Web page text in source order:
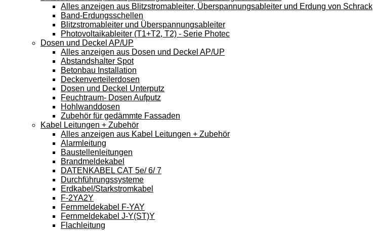
Alles anzeigen aus Blitzstromableiter, Überspannungsableiter und Erdung von Schrack
Band-Erdungsschellen
Blitzstromableiter und Überspannungsableiter
Photovoltaikableiter (T1+T2, T2) - Serie Photec
Dosen und Deckel AP/UP
Alles anzeigen aus Dosen und Deckel AP/UP
Abstandshalter Spot
Betonbau Installation
Deckenverteilerdosen
Dosen und Deckel Unterputz
Feuchtraum- Dosen Aufputz
Hohlwanddosen
Zubehör für gedämmte Fassaden
Kabel Leitungen + Zubehör
Alles anzeigen aus Kabel Leitungen + Zubehör
Alarmleitung
Baustellenleitungen
Brandmeldekabel
DATENKABEL CAT 5e/ 6/ 7
Durchführungssysteme
Erdkabel/Starkstromkabel
F-2YA2Y
Fernmeldekabel F-YAY
Fernmeldekabel J-Y(ST)Y
Flachleitung